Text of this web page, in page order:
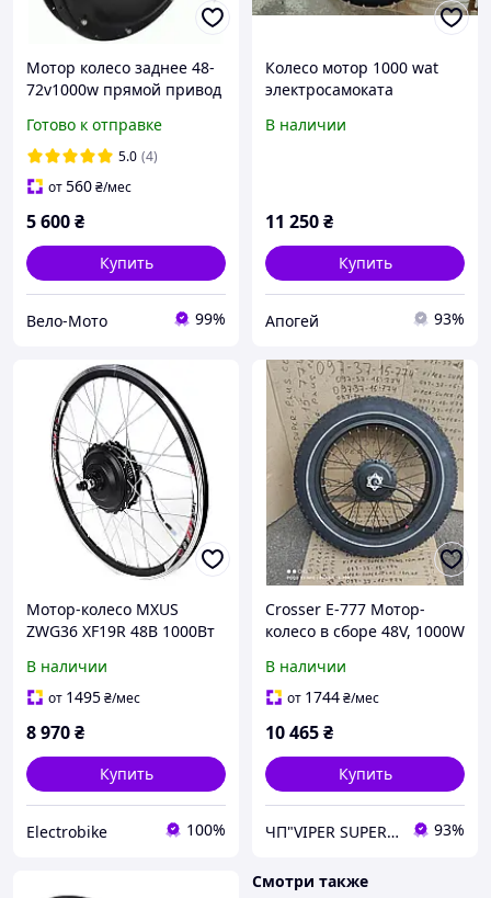
Мотор колесо заднее 48-
72v1000w прямой привод
Готово к отправке
5.0 (4)
от560₴/мес
5 600₴
Купить
Вело-Мото 99%
Колесо мотор 1000 wat
электросамоката
В наличии
11 250₴
Купить
Апогей 93%
Мотор-колесо MXUS
ZWG36 XF19R 48В 1000Вт
заспицованое (заднее)
В наличии
от 1495₴/мес
8 970₴
Купить
Electrobike 100%
Crosser E-777 Мотор-
колесо в сборе 48V, 1000W
В наличии
от 1744₴/мес
10 465₴
Купить
ЧП"VIPER SUPER PLUS" Сельхозтехника, велосипеды, сельхозтовар. 93%
Смотри также